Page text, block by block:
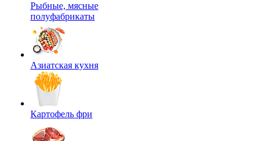
Рыбные, мясные
полуфабрикаты
Азиатская кухня
Картофель фри